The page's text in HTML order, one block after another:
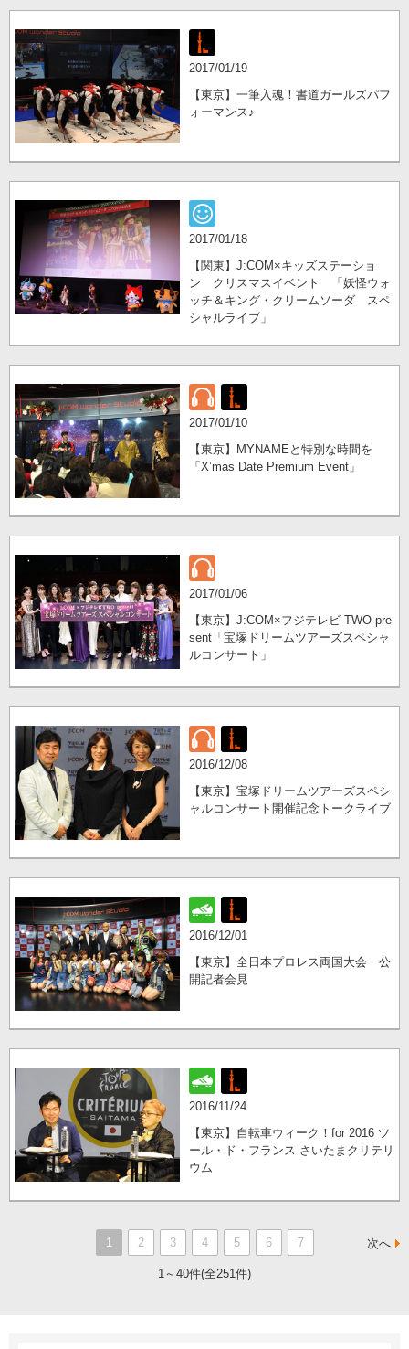
2017/01/19
【東京】一筆入魂！書道ガールズパフ
ォーマンス♪
2017/01/18
【関東】J:COM×キッズステーショ
ン クリスマスイベント 「妖怪ウォ
ッチ＆キング・クリームソーダ スペ
シャルライブ」
2017/01/10
【東京】MYNAMEと特別な時間を
「X’mas Date Premium Event」
2017/01/06
【東京】J:COM×フジテレビ TWO pre
sent「宝塚ドリームツアーズスペシャ
ルコンサート」
2016/12/08
【東京】宝塚ドリームツアーズスペシ
ャルコンサート開催記念トークライブ
2016/12/01
【東京】全日本プロレス両国大会 公
開記者会見
2016/11/24
【東京】自転車ウィーク！for 2016 ツ
ール・ド・フランス さいたまクリテリ
ウム
1 2 3 4 5 6 7 次へ
1～40件(全251件)